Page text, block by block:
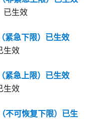
已生效
紧急下限）已生效
生效
紧急上限）已生效
生效
不可恢复下限）已生